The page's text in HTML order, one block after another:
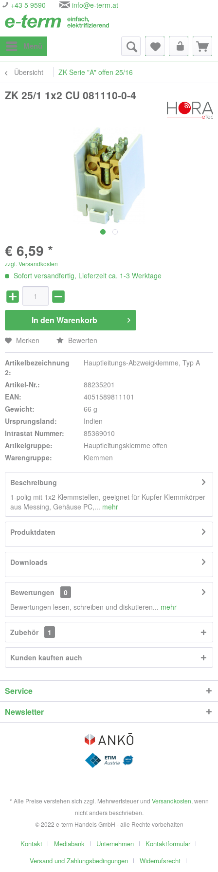
+43 5 9590 info@e-term.at
Menü
Übersicht ZK Serie "A" offen 25/16
ZK 25/1 1x2 CU 081110-0-4
€ 6,59 *
zzgl. Versandkosten
Sofort versandfertig, Lieferzeit ca. 1-3 Werktage
In den Warenkorb
Merken Bewerten
Artikelbezeichnung
2:
Hauptleitungs-Abzweigklemme, Typ A
Artikel-Nr.:
88235201
EAN:
4051589811101
Gewicht:
66 g
Ursprungsland:
Indien
Intrastat Nummer:
85369010
Artikelgruppe:
Hauptleitungsklemme offen
Warengruppe:
Klemmen
Beschreibung
1-polig mit 1x2 Klemmstellen, geeignet für Kupfer Klemmkörper
aus Messing, Gehäuse PC,... mehr
Produktdaten
Downloads
Bewertungen
0
Bewertungen lesen, schreiben und diskutieren... mehr
Zubehör 1
Kunden kauften auch
Service
Newsletter
* Alle Preise verstehen sich zzgl. Mehrwertsteuer und Versandkosten, wenn
nicht anders beschrieben.
© 2022 e-term Handels GmbH - alle Rechte vorbehalten
Kontakt Mediabank Unternehmen
Kontaktformular
Versand und Zahlungsbedingungen
Widerrufsrecht